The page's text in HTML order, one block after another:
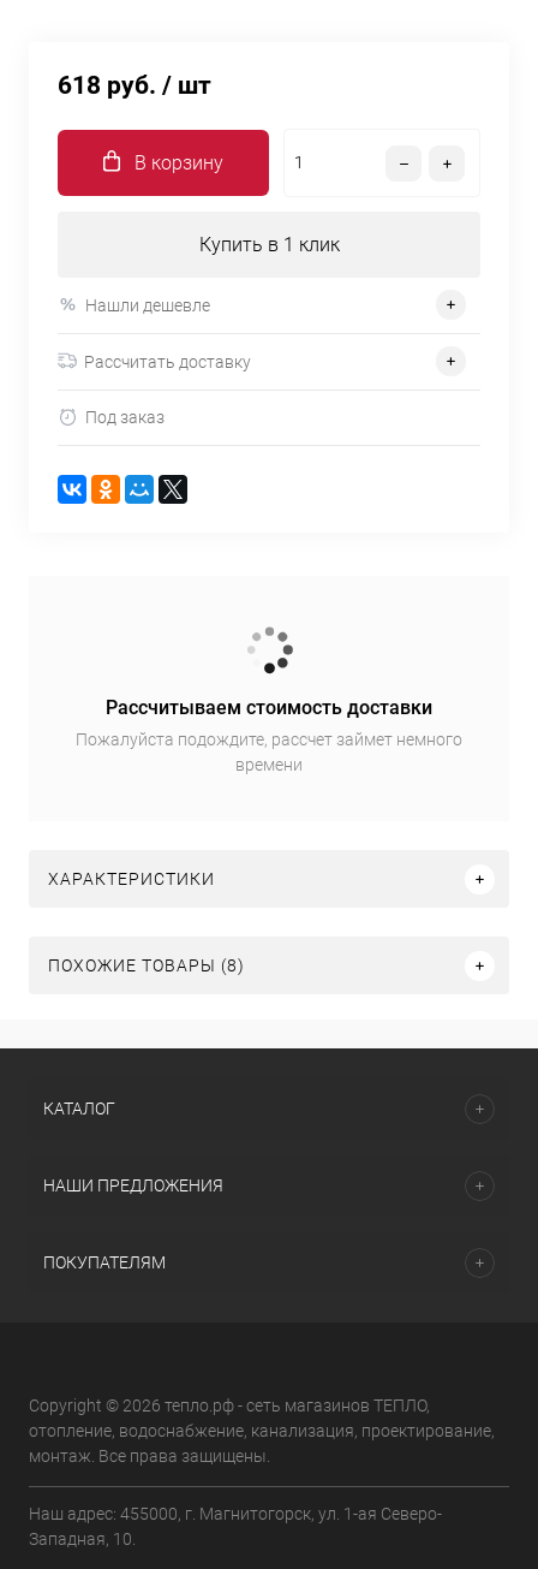
618 руб. / шт
В корзину
Купить в 1 клик
Нашли дешевле
Рассчитать доставку
Под заказ
Рассчитываем стоимость доставки
Пожалуйста подождите, рассчет займет немного
времени
ХАРАКТЕРИСТИКИ
ПОХОЖИЕ ТОВАРЫ (8)
КАТАЛОГ
НАШИ ПРЕДЛОЖЕНИЯ
ПОКУПАТЕЛЯМ
Copyright © 2026 тепло.рф - сеть магазинов ТЕПЛО,
отопление, водоснабжение, канализация, проектирование,
монтаж. Все права защищены.
Наш адрес: 455000, г. Магнитогорск, ул. 1-ая Северо-
Западная, 10.